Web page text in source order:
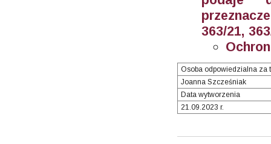
363/21,
Osoba odpowiedzialna za
Joanna Szcześniak
Data wytworzenia
21.09.2023 r.